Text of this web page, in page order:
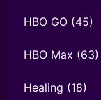
HBO GO (45)
HBO Max (63)
Healing (18)